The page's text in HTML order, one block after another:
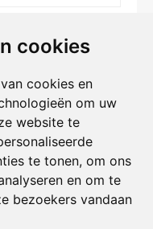
cookies
cookies en
om uw
website te
te tonen, om ons
en om te
bezoekers vandaan
4
121
17:00 uur